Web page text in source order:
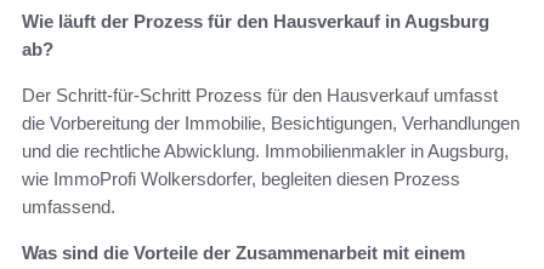
Wie läuft der Prozess für den Hausverkauf in Augsburg
ab?
Der Schritt-für-Schritt Prozess für den Hausverkauf umfasst
die Vorbereitung der Immobilie, Besichtigungen, Verhandlungen
und die rechtliche Abwicklung. Immobilienmakler in Augsburg,
wie ImmoProfi Wolkersdorfer, begleiten diesen Prozess
umfassend.
Was sind die Vorteile der Zusammenarbeit mit einem